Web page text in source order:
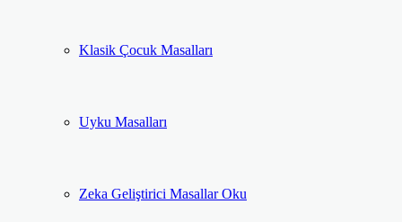
Klasik Çocuk Masalları
Uyku Masalları
Zeka Geliştirici Masallar Oku